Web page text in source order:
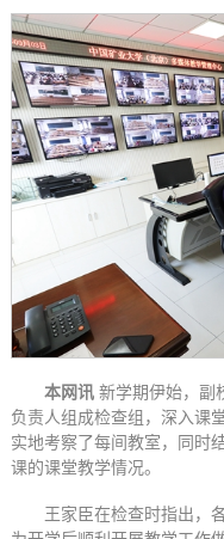
本网讯 新学期伊始，副
负责人组成检查组，深入课
实地考察了每间教室，同时
课的课堂教学情况。
王家臣在检查时指出，